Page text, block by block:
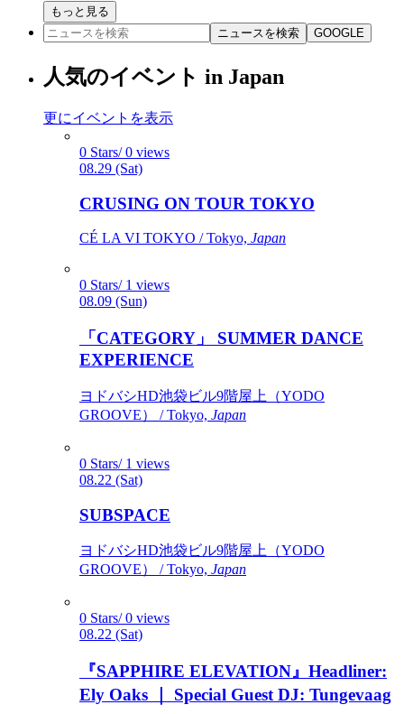
もっと見る
ニュースを検索
GOOGLE
人気のイベント in Japan
更にイベントを表示
0 Stars/ 0 views
08.29 (Sat)
CRUSING ON TOUR TOKYO
CÉ LA VI TOKYO / Tokyo, Japan
0 Stars/ 1 views
08.09 (Sun)
「CATEGORY」 SUMMER DANCE
EXPERIENCE
ヨドバシHD池袋ビル9階屋上（YODO
GROOVE） / Tokyo, Japan
0 Stars/ 1 views
08.22 (Sat)
SUBSPACE
ヨドバシHD池袋ビル9階屋上（YODO
GROOVE） / Tokyo, Japan
0 Stars/ 0 views
08.22 (Sat)
『SAPPHIRE ELEVATION』Headliner:
Ely Oaks ｜ Special Guest DJ: Tungevaag